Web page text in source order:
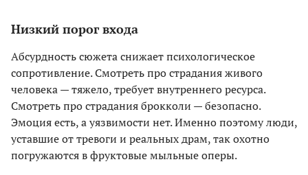
Низкий порог входа
Абсурдность сюжета снижает психологическое
сопротивление. Смотреть про страдания живого
человека — тяжело, требует внутреннего ресурса.
Смотреть про страдания брокколи — безопасно.
Эмоция есть, а уязвимости нет. Именно поэтому люди,
уставшие от тревоги и реальных драм, так охотно
погружаются в фруктовые мыльные оперы.